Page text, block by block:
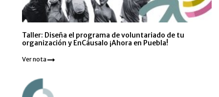
Taller: Diseña el programa de voluntariado de tu
organización y EnCáusalo ¡Ahora en Puebla!
Ver nota